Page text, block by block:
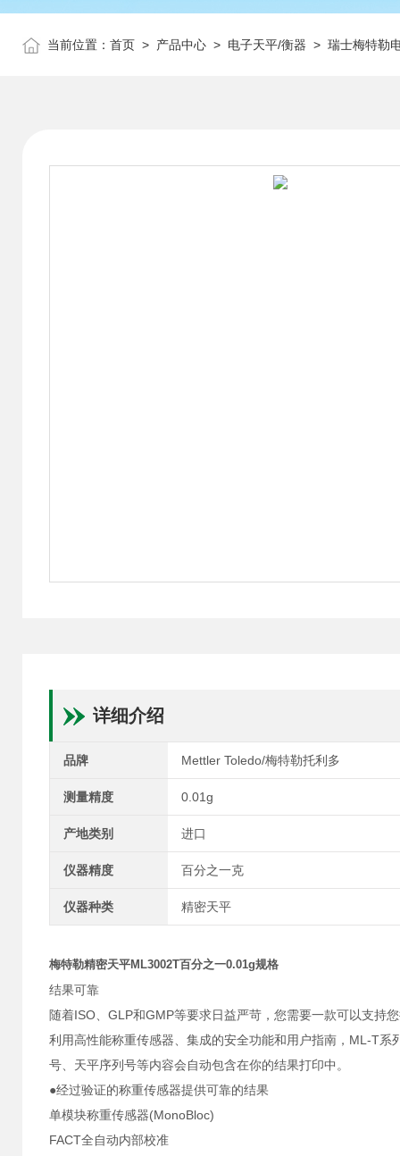
当前位置： 首页 > 产品中心 > 电子天平/衡器 > 瑞士梅特勒
详细介绍
品牌 Mettler Toledo/梅特勒托利多
测量精度 0.01g
产地类别 进口
仪器精度 百分之一克
仪器种类 精密天平
梅特勒精密天平ML3002T百分之一0.01g规格
结果可靠
随着ISO、GLP和GMP等要求日益严苛，您需要一款可以支持
利用高性能称重传感器、集成的安全功能和用户指南，ML-T
号、天平序列号等内容会自动包含在你的结果打印中。
●经过验证的称重传感器提供可靠的结果
单模块称重传感器(MonoBloc)
FACT全自动内部校准